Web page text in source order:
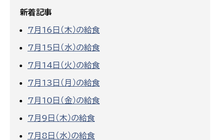
新着記事
7月16日（木）の給食
7月15日（水）の給食
7月14日（火）の給食
7月13日（月）の給食
7月10日（金）の給食
7月9日（木）の給食
7月8日（水）の給食